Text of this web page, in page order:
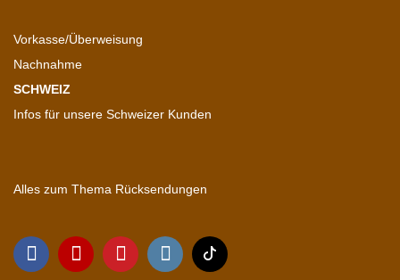
Vorkasse/Überweisung
Nachnahme
SCHWEIZ
Infos für unsere Schweizer Kunden
Alles zum Thema Rücksendungen